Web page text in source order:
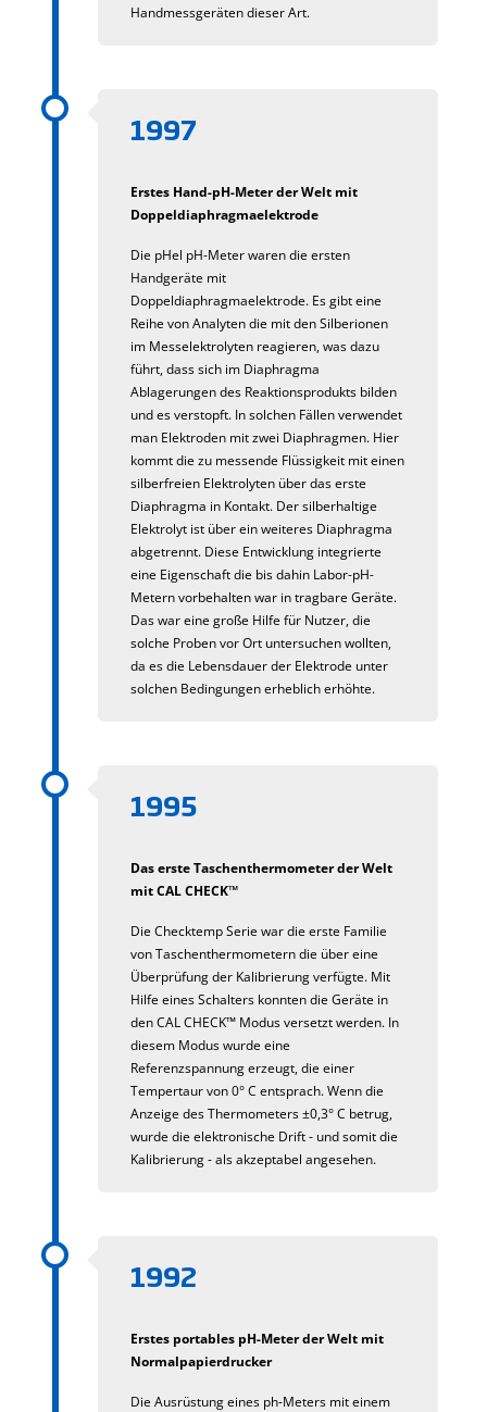
Handmessgeräten dieser Art.
1997
Erstes Hand-pH-Meter der Welt mit
Doppeldiaphragmaelektrode
Die pHel pH-Meter waren die ersten
Handgeräte mit
Doppeldiaphragmaelektrode. Es gibt eine
Reihe von Analyten die mit den Silberionen
im Messelektrolyten reagieren, was dazu
führt, dass sich im Diaphragma
Ablagerungen des Reaktionsprodukts bilden
und es verstopft. In solchen Fällen verwendet
man Elektroden mit zwei Diaphragmen. Hier
kommt die zu messende Flüssigkeit mit einen
silberfreien Elektrolyten über das erste
Diaphragma in Kontakt. Der silberhaltige
Elektrolyt ist über ein weiteres Diaphragma
abgetrennt. Diese Entwicklung integrierte
eine Eigenschaft die bis dahin Labor-pH-
Metern vorbehalten war in tragbare Geräte.
Das war eine große Hilfe für Nutzer, die
solche Proben vor Ort untersuchen wollten,
da es die Lebensdauer der Elektrode unter
solchen Bedingungen erheblich erhöhte.
1995
Das erste Taschenthermometer der Welt
mit CAL CHECK™
Die Checktemp Serie war die erste Familie
von Taschenthermometern die über eine
Überprüfung der Kalibrierung verfügte. Mit
Hilfe eines Schalters konnten die Geräte in
den CAL CHECK™ Modus versetzt werden. In
diesem Modus wurde eine
Referenzspannung erzeugt, die einer
Tempertaur von 0° C entsprach. Wenn die
Anzeige des Thermometers ±0,3° C betrug,
wurde die elektronische Drift - und somit die
Kalibrierung - als akzeptabel angesehen.
1992
Erstes portables pH-Meter der Welt mit
Normalpapierdrucker
Die Ausrüstung eines ph-Meters mit einem